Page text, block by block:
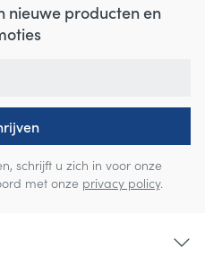
nieuwe producten en
schrijft u zich in voor onze
met onze privacy policy.